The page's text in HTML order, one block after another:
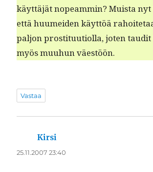
käyt­täjät nopeam­min? Muista
että huumei­den käyt­töä
paljon pros­ti­tuu­ti­ol­la, joten
myös muuhun väestöön.
Vastaa
Kirsi
25.11.2007 23:40